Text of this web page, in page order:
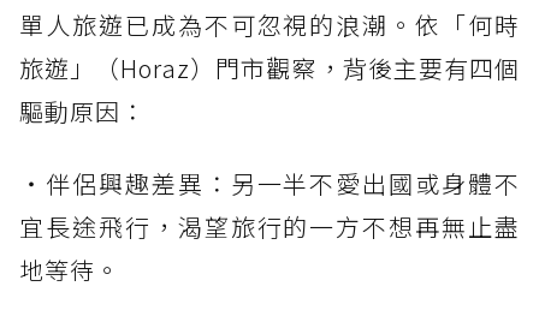
單人旅遊已成為不可忽視的浪潮。依「何時
旅遊」（Horaz）門市觀察，背後主要有四個
驅動原因：
・伴侶興趣差異：另一半不愛出國或身體不
宜長途飛行，渴望旅行的一方不想再無止盡
地等待。